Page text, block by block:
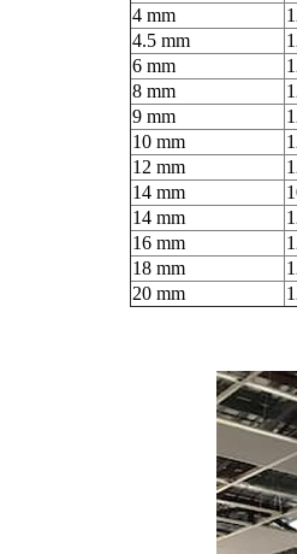
4 mm
4.5 mm
6 mm
8 mm
9 mm
10 mm
12 mm
14 mm
14 mm
16 mm
18 mm
20 mm